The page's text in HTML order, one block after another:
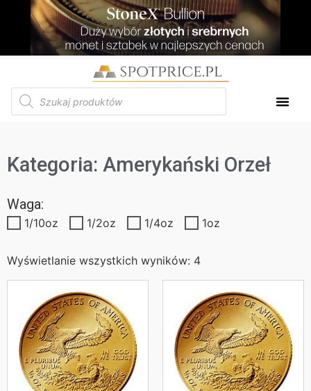
Kategoria: Amerykański Orzeł
Waga:
1/10oz 1/2oz 1/4oz 1oz
Wyświetlanie wszystkich wyników: 4